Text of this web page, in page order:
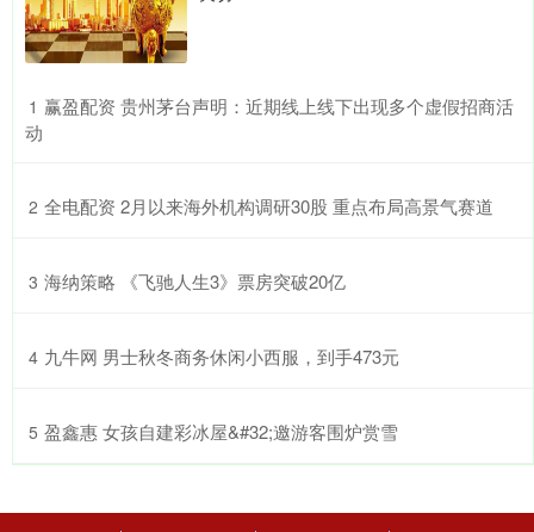
1 ​赢盈配资 贵州茅台声明：近期线上线下出现多个虚假招商活
动
2 ​全电配资 2月以来海外机构调研30股 重点布局高景气赛道
3 ​海纳策略 《飞驰人生3》票房突破20亿
4 ​九牛网 男士秋冬商务休闲小西服，到手473元
5 ​盈鑫惠 女孩自建彩冰屋&#32;邀游客围炉赏雪